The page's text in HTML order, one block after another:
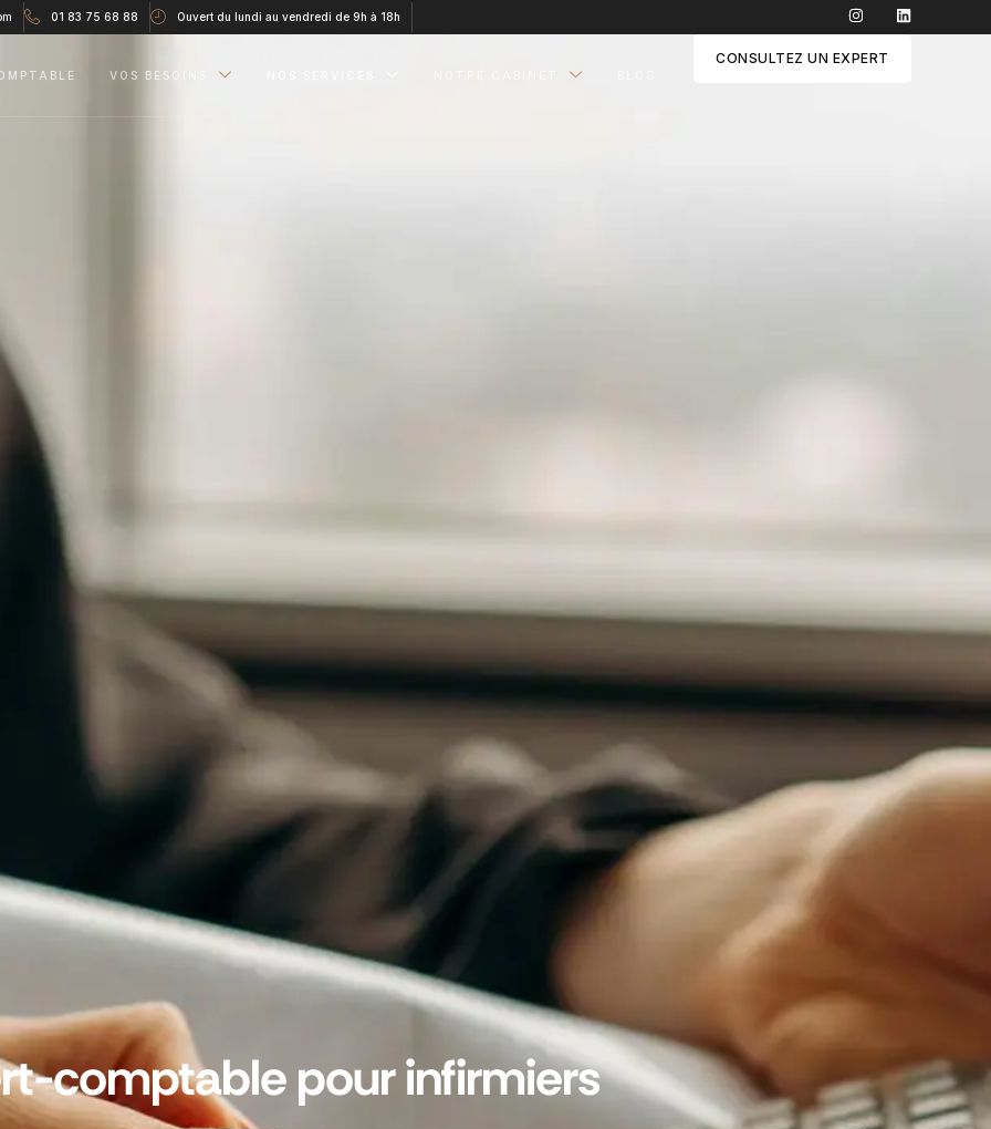
01 83 75 68 88 Ouvert du lundi au vendredi de 9h à 18h
VOS BESOINS
CONSULTEZ UN EXPERT
comptable pour infirmiers